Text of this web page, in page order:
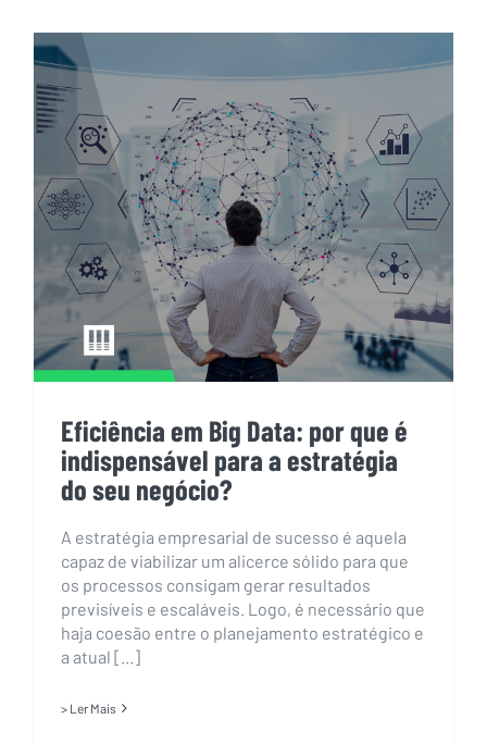
Eficiência em Big Data: por que é
indispensável para a estratégia
do seu negócio?
Eficiência em Big Data: por que é
indispensável para a estratégia
do seu negócio?
A estratégia empresarial de sucesso é aquela
capaz de viabilizar um alicerce sólido para que
os processos consigam gerar resultados
previsíveis e escaláveis. Logo, é necessário que
haja coesão entre o planejamento estratégico e
a atual [...]
> Ler Mais